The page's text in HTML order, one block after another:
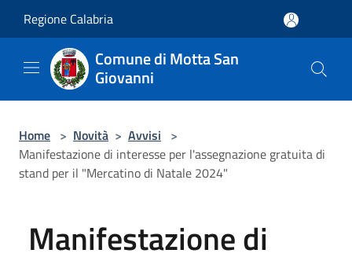
Regione Calabria
Comune di Motta San
Giovanni
Home > Novità > Avvisi >
Manifestazione di interesse per l'assegnazione gratuita di
stand per il "Mercatino di Natale 2024"
Manifestazione di